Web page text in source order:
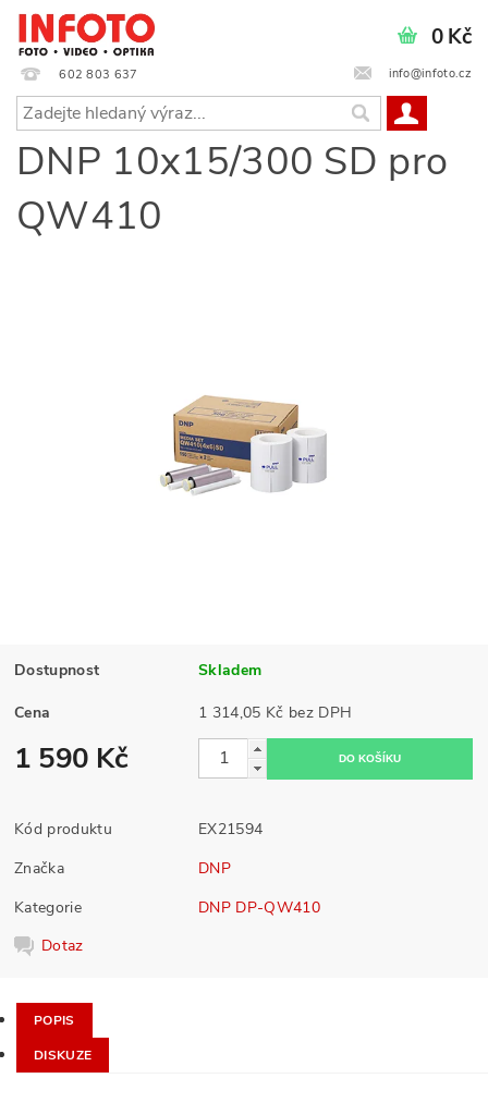
602 803 637 info@infoto.cz
0 Kč
DNP 10x15/300 SD pro
QW410
Dostupnost Skladem
Cena 1 314,05 Kč bez DPH
1 590 Kč
Kód produktu
EX21594
Značka
DNP
Kategorie
DNP DP-QW410
Dotaz
POPIS
DISKUZE